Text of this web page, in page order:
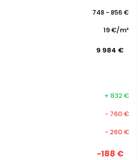
748 - 856 €
19 €/m²
9 984 €
+ 832 €
- 760 €
- 260 €
-188 €